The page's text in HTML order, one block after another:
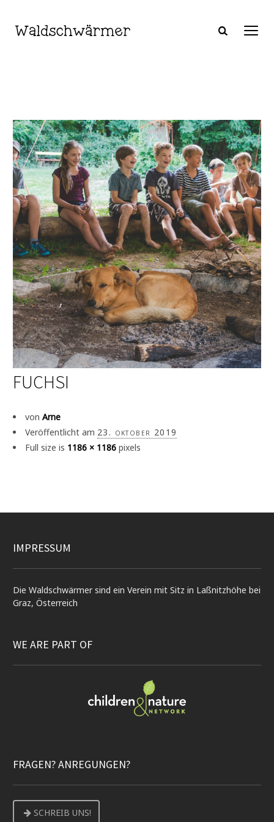
FUCHSI
von Arne
Veröffentlicht am 23. oktober 2019
Full size is 1186 × 1186 pixels
IMPRESSUM
Die Waldschwärmer sind ein Verein mit Sitz in Laßnitzhöhe bei
Graz, Österreich
WE ARE PART OF
FRAGEN? ANREGUNGEN?
SCHREIB UNS!